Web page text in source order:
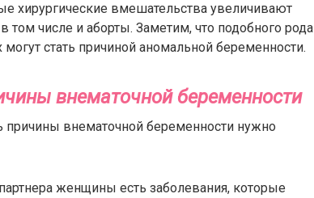
хирургические вмешательства увеличивают
том числе и аборты. Заметим, что подобного рода
стать причиной аномальной беременности.
внематочной беременности
внематочной беременности нужно
женщины есть заболевания, которые